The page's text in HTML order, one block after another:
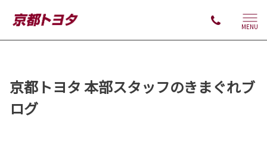
MENU
京都トヨタ 本部スタッフのきまぐれブ
ログ